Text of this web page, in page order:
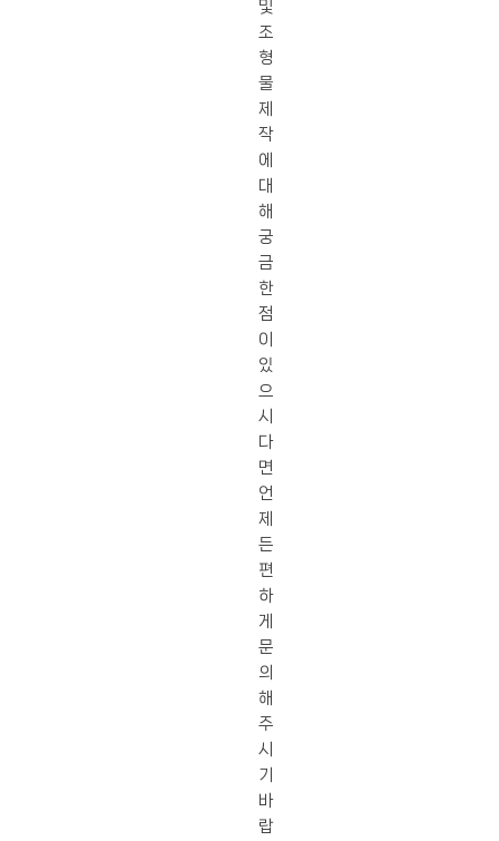
및
조
형
물
제
작
에
대
해
궁
금
한
점
이
있
으
시
다
면
언
제
든
편
하
게
문
의
해
주
시
기
바
랍